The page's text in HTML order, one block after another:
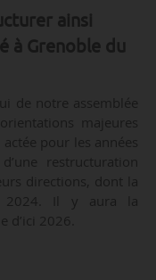
ainsi
à Grenoble du
de notre assemblée
majeures
pour les années
restructuration
directions, dont la
2024. Il y aura la
2026.